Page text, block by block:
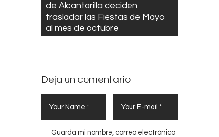
de Alcantarilla deciden
trasladar las Fiestas de Mayo
al mes de octubre
Deja un comentario
Guarda mi nombre, correo electrónico